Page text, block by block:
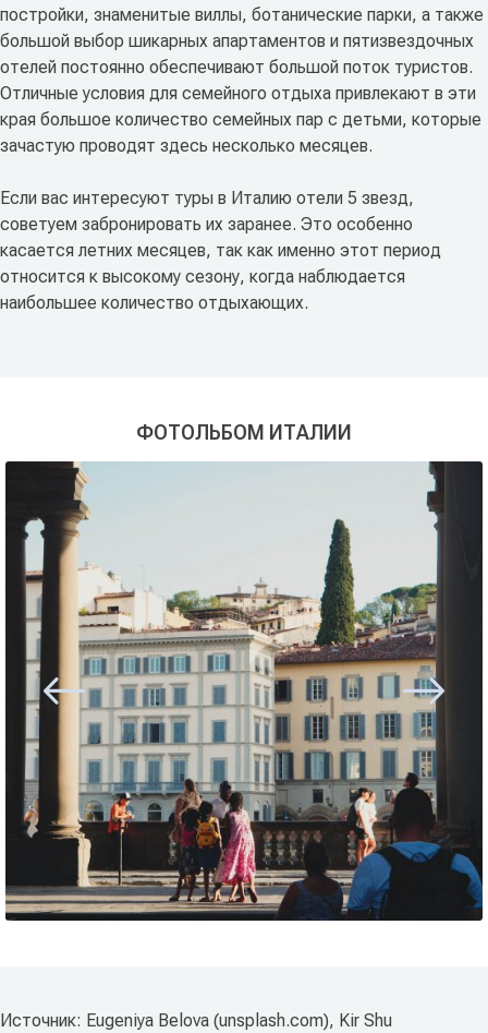
постройки, знаменитые виллы, ботанические парки, а также
большой выбор шикарных апартаментов и пятизвездочных
отелей постоянно обеспечивают большой поток туристов.
Отличные условия для семейного отдыха привлекают в эти
края большое количество семейных пар с детьми, которые
зачастую проводят здесь несколько месяцев.
Если вас интересуют туры в Италию отели 5 звезд,
советуем забронировать их заранее. Это особенно
касается летних месяцев, так как именно этот период
относится к высокому сезону, когда наблюдается
наибольшее количество отдыхающих.
ФОТОЛЬБОМ ИТАЛИИ
Источник: Eugeniya Belova (unsplash.com), Kir Shu